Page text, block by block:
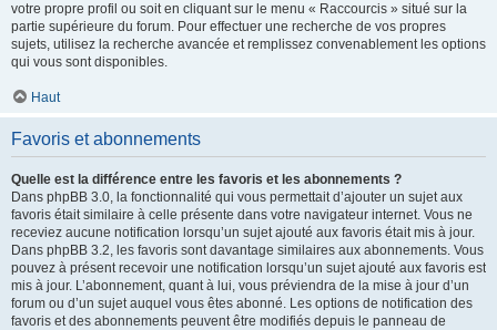
votre propre profil ou soit en cliquant sur le menu « Raccourcis » situé sur la
partie supérieure du forum. Pour effectuer une recherche de vos propres
sujets, utilisez la recherche avancée et remplissez convenablement les options
qui vous sont disponibles.
Haut
Favoris et abonnements
Quelle est la différence entre les favoris et les abonnements ?
Dans phpBB 3.0, la fonctionnalité qui vous permettait d’ajouter un sujet aux
favoris était similaire à celle présente dans votre navigateur internet. Vous ne
receviez aucune notification lorsqu’un sujet ajouté aux favoris était mis à jour.
Dans phpBB 3.2, les favoris sont davantage similaires aux abonnements. Vous
pouvez à présent recevoir une notification lorsqu’un sujet ajouté aux favoris est
mis à jour. L’abonnement, quant à lui, vous préviendra de la mise à jour d’un
forum ou d’un sujet auquel vous êtes abonné. Les options de notification des
favoris et des abonnements peuvent être modifiés depuis le panneau de